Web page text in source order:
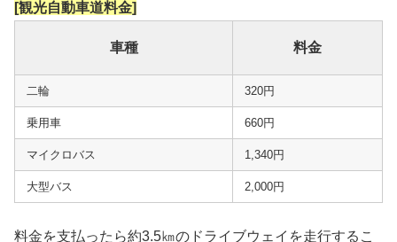
[観光自動車道料金]
車種 料金
二輪 320円
乗用車 660円
マイクロバス 1,340円
大型バス 2,000円
料金を支払ったら約3.5㎞のドライブウェイを走行するこ